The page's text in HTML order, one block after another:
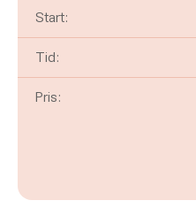
Start:
Tid:
Pris: